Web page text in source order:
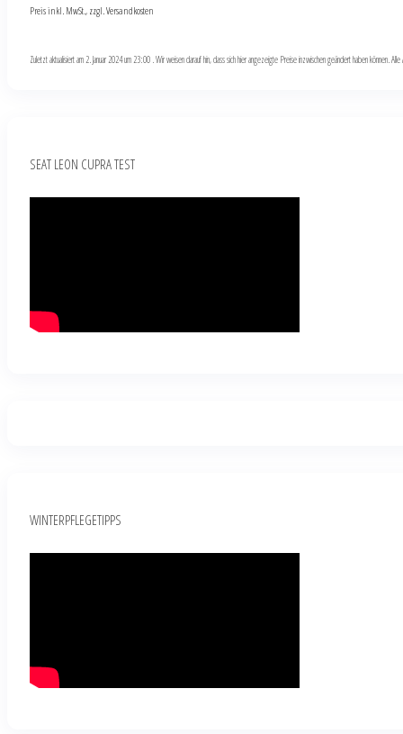
Preis inkl. MwSt., zzgl. Versandkosten
Zuletzt aktualisiert am 2. Januar 2024 um 23:00 . Wir weisen darauf hin, dass sich hier angezeigte Preise inzwischen geändert haben können.
SEAT LEON CUPRA TEST
WINTERPFLEGETIPPS